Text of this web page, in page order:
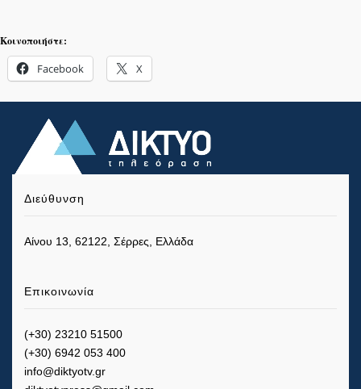
Κοινοποιήστε:
Facebook X
Διεύθυνση
Αίνου 13, 62122, Σέρρες, Ελλάδα
Επικοινωνία
(+30) 23210 51500
(+30) 6942 053 400
info@diktyotv.gr